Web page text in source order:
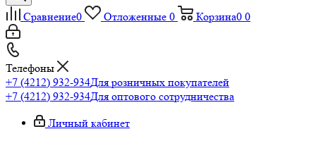
Сравнение0 Отложенные 0 Корзина0 0
Телефоны
+7 (4212) 932-934Для розничных покупателей
+7 (4212) 932-934Для оптового сотрудничества
Личный кабинет